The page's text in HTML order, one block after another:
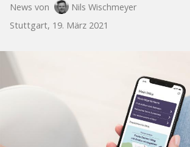
News von
Nils Wischmeyer
Stuttgart, 19. März 2021